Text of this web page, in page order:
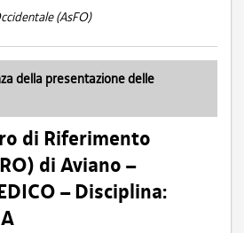
(AsFO)
della presentazione delle
di Riferimento
di Aviano –
– Disciplina: